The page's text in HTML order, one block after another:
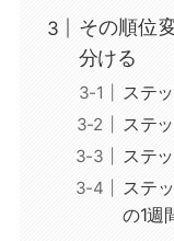
その順位
分ける
ステ
ステ
ステ
ステ
の1週